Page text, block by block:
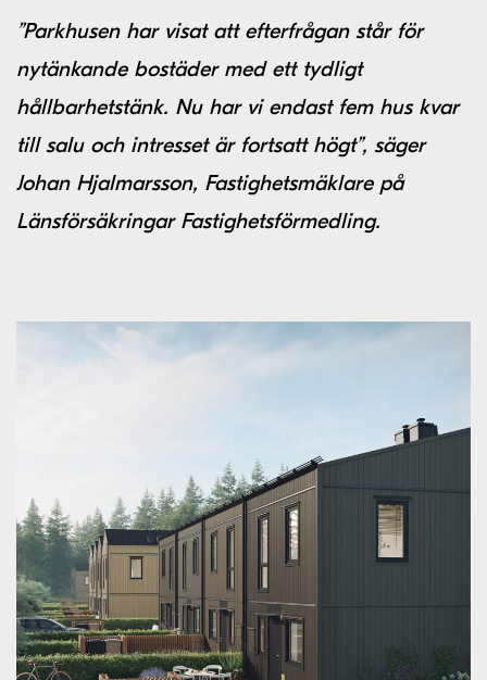
”Parkhusen har visat att efterfrågan står för
nytänkande bostäder med ett tydligt
hållbarhetstänk. Nu har vi endast fem hus kvar
till salu och intresset är fortsatt högt”, säger
Johan Hjalmarsson, Fastighetsmäklare på
Länsförsäkringar Fastighetsförmedling.